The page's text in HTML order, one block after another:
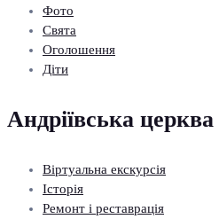
Фото
Свята
Оголошення
Діти
Андріївська церква
Віртуальна екскурсія
Історія
Ремонт і реставрація